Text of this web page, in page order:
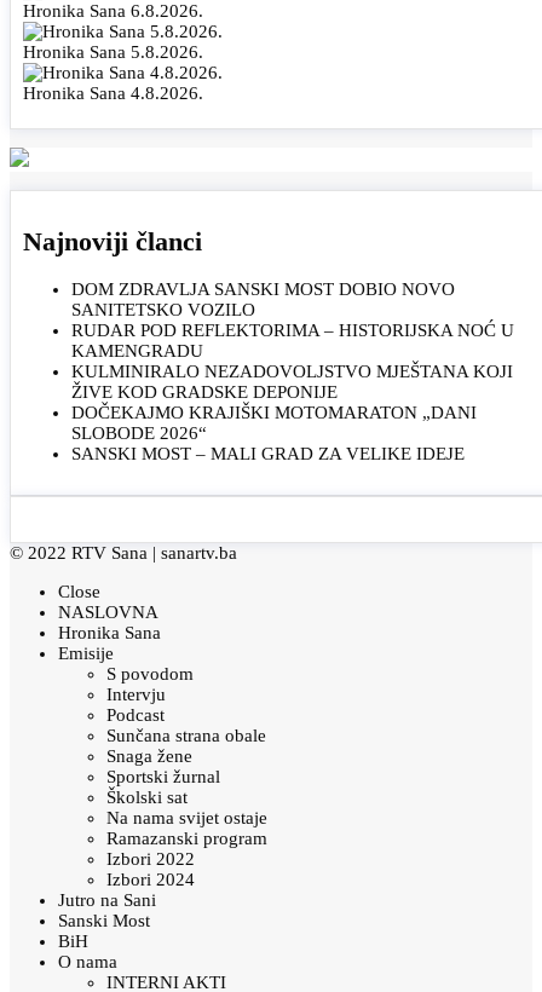
Hronika Sana 6.8.2026.
Hronika Sana 5.8.2026.
Hronika Sana 4.8.2026.
Najnoviji članci
DOM ZDRAVLJA SANSKI MOST DOBIO NOVO
SANITETSKO VOZILO
RUDAR POD REFLEKTORIMA – HISTORIJSKA NOĆ U
KAMENGRADU
KULMINIRALO NEZADOVOLJSTVO MJEŠTANA KOJI
ŽIVE KOD GRADSKE DEPONIJE
DOČEKAJMO KRAJIŠKI MOTOMARATON „DANI
SLOBODE 2026“
SANSKI MOST – MALI GRAD ZA VELIKE IDEJE
© 2022 RTV Sana | sanartv.ba
Close
NASLOVNA
Hronika Sana
Emisije
S povodom
Intervju
Podcast
Sunčana strana obale
Snaga žene
Sportski žurnal
Školski sat
Na nama svijet ostaje
Ramazanski program
Izbori 2022
Izbori 2024
Jutro na Sani
Sanski Most
BiH
O nama
INTERNI AKTI